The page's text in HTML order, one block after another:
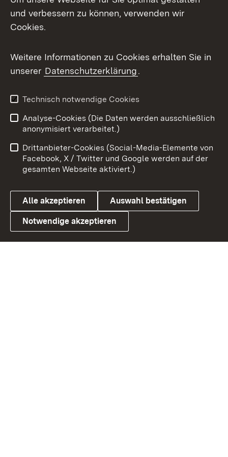
Facebook
X / Twitter
Youtube
Link zum Landesportal
Impressum
Kontakt
Barrierefreiheit
Datenschutz
Cookies
und verbessern zu können, verwenden wir
Cookies.
Weitere Informationen zu Cookies erhalten Sie in
unserer Datenschutzerklärung.
Technisch notwendige Cookies
Analyse-Cookies (Die Daten werden ausschließlich
anonymisiert verarbeitet.)
Drittanbieter-Cookies (Social-Media-Elemente von
Facebook, X / Twitter und Google werden auf der
gesamten Webseite aktiviert.)
Alle akzeptieren Auswahl bestätigen
Notwendige akzeptieren